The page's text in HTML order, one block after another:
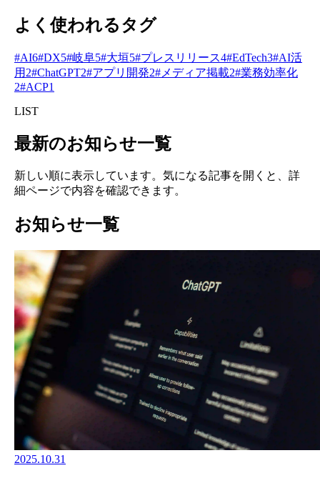
よく使われるタグ
#AI6#DX5#岐阜5#大垣5#プレスリリース4#EdTech3#AI活
用 2#ChatGPT2#アプリ開発2# メディア掲載2#業務効率化
2#ACP1
LIST
最新のお知らせ一覧
新しい順に表示しています。気になる記事を開くと、詳
細ページで内容を確認できます。
お知らせ一覧
2025.10.31